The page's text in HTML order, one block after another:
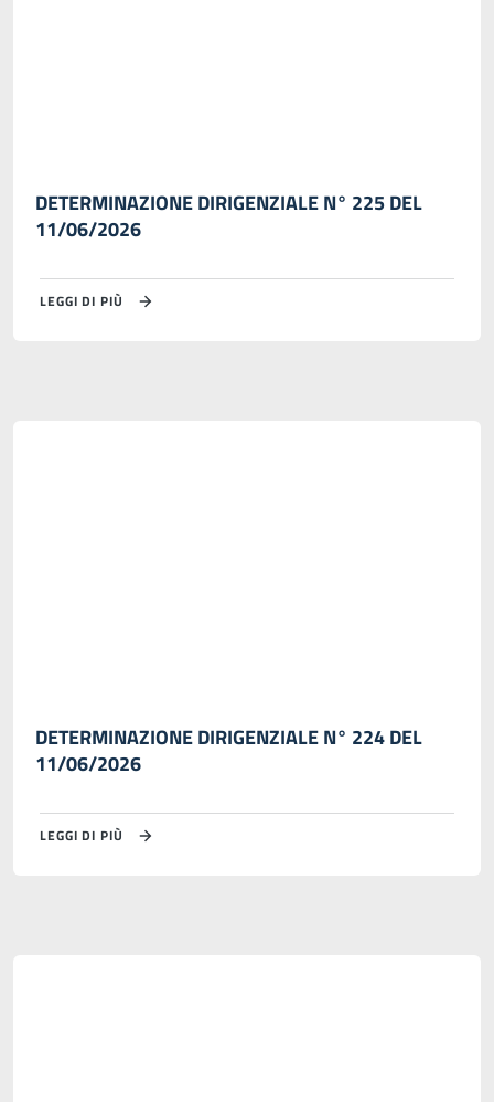
DETERMINAZIONE DIRIGENZIALE N° 225 DEL
11/06/2026
LEGGI DI PIÙ
DETERMINAZIONE DIRIGENZIALE N° 224 DEL
11/06/2026
LEGGI DI PIÙ